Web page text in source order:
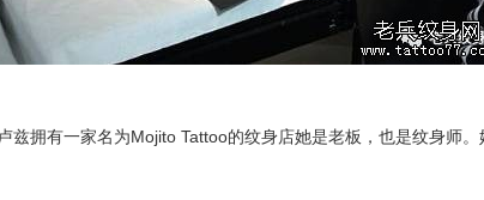
兹拥有一家名为Mojito Tattoo的纹身店她是老板，也是纹身师